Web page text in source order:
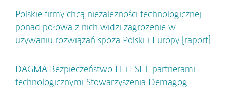
Polskie firmy chcą niezależności technologicznej -
ponad połowa z nich widzi zagrożenie w
używaniu rozwiązań spoza Polski i Europy [raport]
DAGMA Bezpieczeństwo IT i ESET partnerami
technologicznymi Stowarzyszenia Demagog